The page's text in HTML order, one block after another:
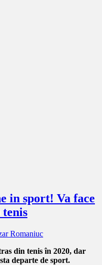
in sport! Va face
tenis
Romaniuc
din tenis în 2020, dar
departe de sport.